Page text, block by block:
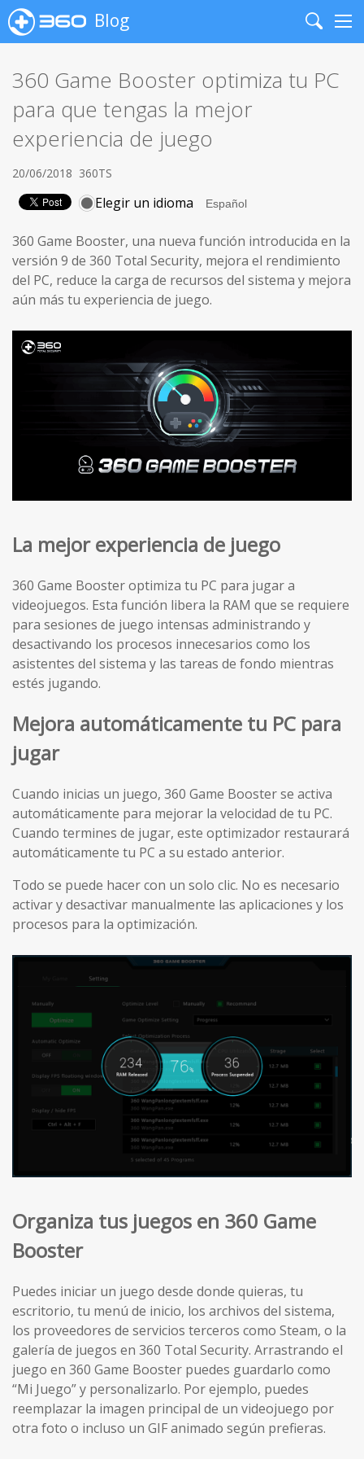
Blog
Search
360 Game Booster optimiza tu PC
para que tengas la mejor
experiencia de juego
20/06/2018 360TS
Elegir un idioma
360 Game Booster, una nueva función introducida en la
versión 9 de 360 Total Security, mejora el rendimiento
del PC, reduce la carga de recursos del sistema y mejora
aún más tu experiencia de juego.
La mejor experiencia de juego
360 Game Booster optimiza tu PC para jugar a
videojuegos. Esta función libera la RAM que se requiere
para sesiones de juego intensas administrando y
desactivando los procesos innecesarios como los
asistentes del sistema y las tareas de fondo mientras
estés jugando.
Mejora automáticamente tu PC para
jugar
Cuando inicias un juego, 360 Game Booster se activa
automáticamente para mejorar la velocidad de tu PC.
Cuando termines de jugar, este optimizador restaurará
automáticamente tu PC a su estado anterior.
Todo se puede hacer con un solo clic. No es necesario
activar y desactivar manualmente las aplicaciones y los
procesos para la optimización.
Organiza tus juegos en 360 Game
Booster
Puedes iniciar un juego desde donde quieras, tu
escritorio, tu menú de inicio, los archivos del sistema,
los proveedores de servicios terceros como Steam, o la
galería de juegos en 360 Total Security. Arrastrando el
juego en 360 Game Booster puedes guardarlo como
“Mi Juego” y personalizarlo. Por ejemplo, puedes
reemplazar la imagen principal de un videojuego por
otra foto o incluso un GIF animado según prefieras.